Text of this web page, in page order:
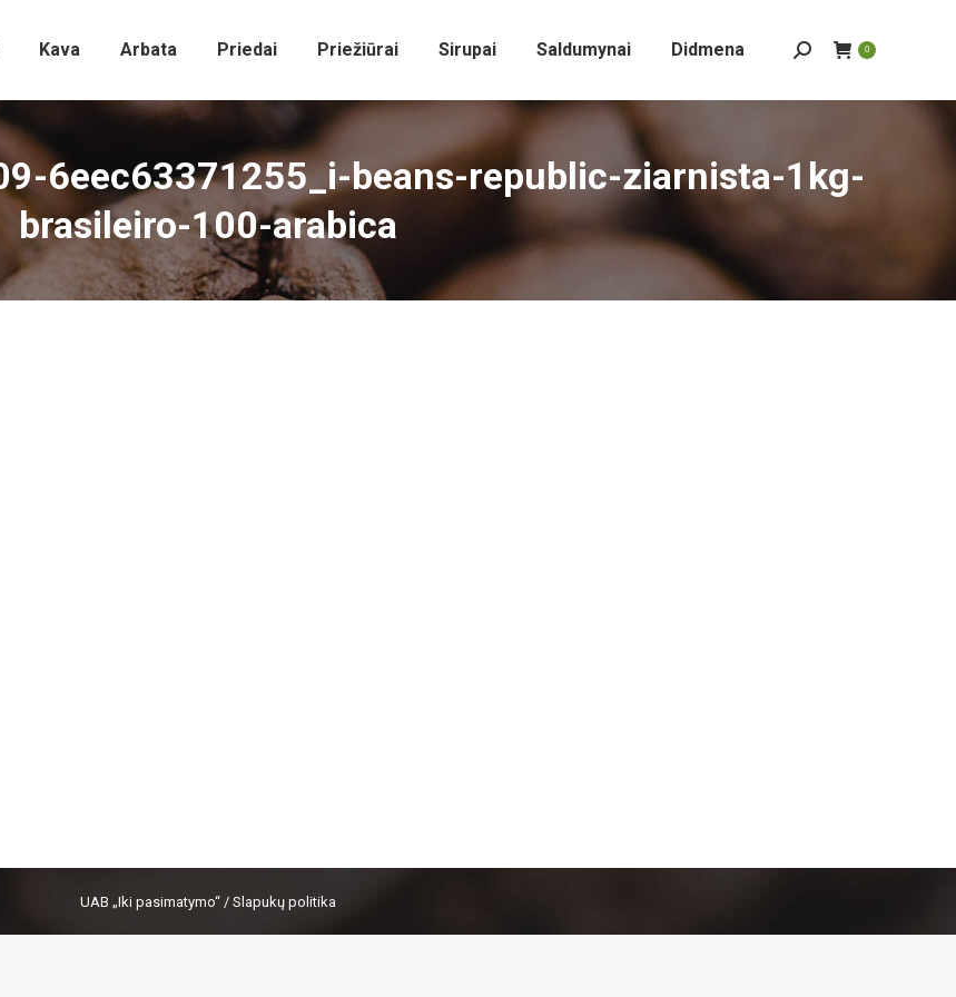
Kava Arbata Priedai Priežiūrai Sirupai Saldumynai Didmena Search: 0
6eec63371255_i-beans-republic-ziarnista-1kg-
brasileiro-100-arabica
UAB „Iki pasimatymo“ / Slapukų politika